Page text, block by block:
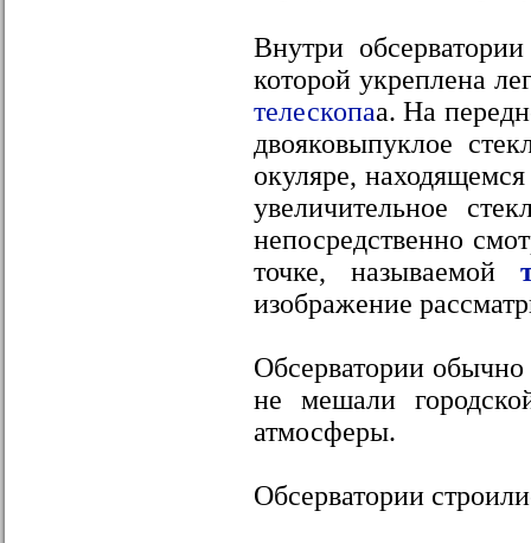
Внутри
которой укреплена
телескопаа. На
двояковыпуклое
окуляре,
увеличительное
непосредственно
точке, называемой
изображение
Обсерватории
не мешали
атмосферы.
Обсерватории